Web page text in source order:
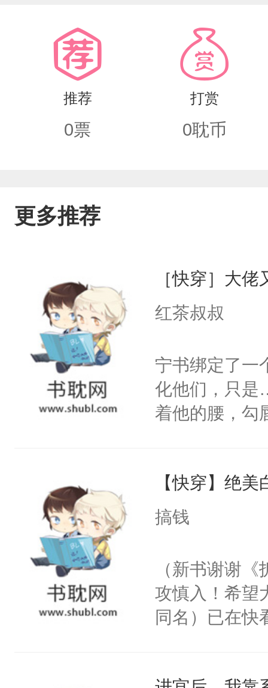
推荐
0票
打赏
0耽币
更多推荐
［快穿］大
红茶叔叔
宁书绑定了一
化他们，只是
着他的腰，勾
来，给老公
用力——为你
【快穿】绝
搞钱
（新书谢谢
攻慎入！希望
同名）已在快